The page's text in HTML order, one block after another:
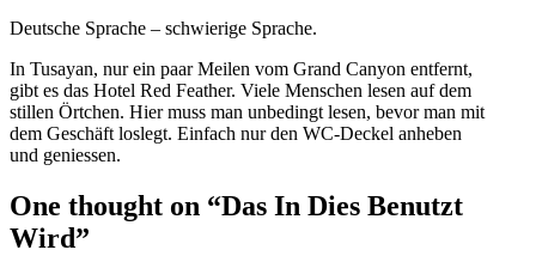
In
Benutzt
Wird
Deutsche Sprache – schwierige Sprache.
In Tusayan, nur ein paar Meilen vom Grand Canyon entfernt,
gibt es das Hotel Red Feather. Viele Menschen lesen auf dem
stillen Örtchen. Hier muss man unbedingt lesen, bevor man mit
dem Geschäft loslegt. Einfach nur den WC-Deckel anheben
und geniessen.
One thought on “Das In Dies Benutzt
Wird”